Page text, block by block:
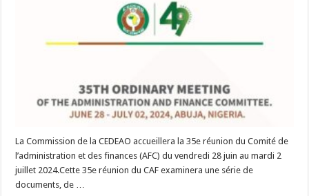
La Commission de la CEDEAO accueillera la 35e réunion du Comité de
l’administration et des finances (AFC) du vendredi 28 juin au mardi 2
juillet 2024.Cette 35e réunion du CAF examinera une série de
documents, de …